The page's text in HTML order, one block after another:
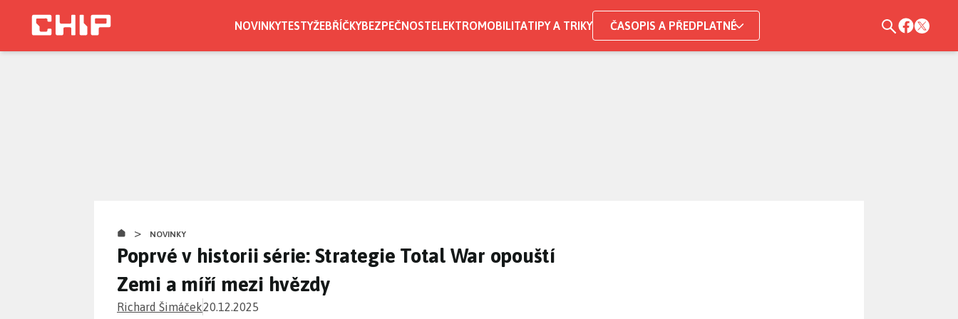
NOVINKYTESTYŽEBŘÍČKYBEZPEČNOSTELEKTROMOBILITATIPY A TRIKY ČASOPIS A PŘEDPLATNÉ
> NOVINKY
Poprvé v historii série: Strategie Total War opouští
Zemi a míří mezi hvězdy
Richard Šimáček20.12.2025